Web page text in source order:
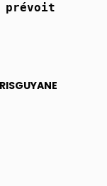
prévoit